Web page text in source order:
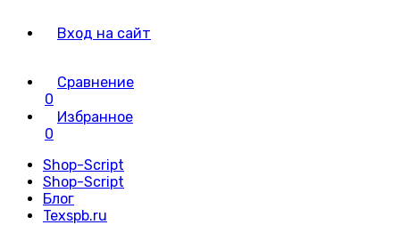
Вход на сайт
Сравнение
0
Избранное
0
Shop-Script
Shop-Script
Блог
Texspb.ru